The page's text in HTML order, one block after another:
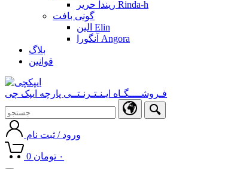
ریندا حریر Rinda-h
گونی بافت
الین Elin
آنگورا Angora
بلاگ
قوانین
فـروشــــگـاه ایـنـتـرنـتــی پارچه ایپک چی
ورود / ثبت نام
0 ۰ تومان